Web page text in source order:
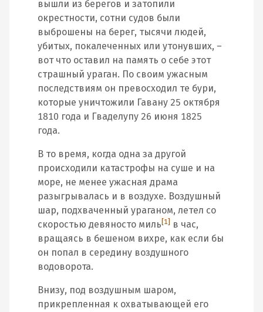
вышли из берегов и затопили
окрестности, сотни судов были
выброшены на берег, тысячи людей,
убитых, покалеченных или утонувших, –
вот что оставил на память о себе этот
страшный ураган. По своим ужасным
последствиям он превосходил те бури,
которые уничтожили Гавану 25 октября
1810 года и Гваделупу 26 июня 1825
года.
В то время, когда одна за другой
происходили катастрофы на суше и на
море, не менее ужасная драма
разыгрывалась и в воздухе. Воздушный
шар, подхваченный ураганом, летел со
скоростью девяносто миль [1]
в час,
вращаясь в бешеном вихре, как если бы
он попал в середину воздушного
водоворота.
Внизу, под воздушным шаром,
прикрепленная к охватывающей его